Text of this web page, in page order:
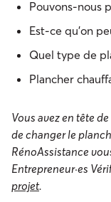
Pouvons-nous
Est-ce qu’on
Quel type de
Plancher
Vous avez en tête
de changer le
RénoAssistance
Entrepreneur·es
projet.